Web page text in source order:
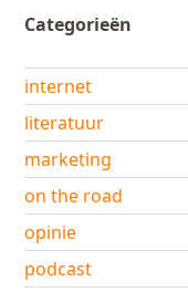
Categorieën
internet
literatuur
marketing
on the road
opinie
podcast